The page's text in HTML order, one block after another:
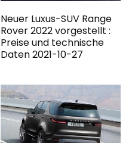
Neuer Luxus-SUV Range
Rover 2022 vorgestellt :
Preise und technische
Daten 2021-10-27